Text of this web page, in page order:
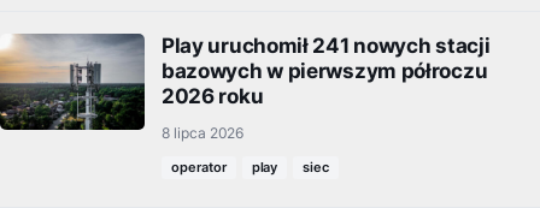
Play uruchomił 241 nowych stacji
bazowych w pierwszym półroczu
2026 roku
8 lipca 2026
operator play siec